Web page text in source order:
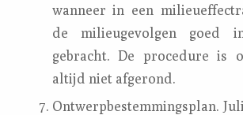
wanneer in een
de milieugevolgen goed
gebracht. De procedure is
altijd niet afgerond.
Ontwerpbestemmingsplan.